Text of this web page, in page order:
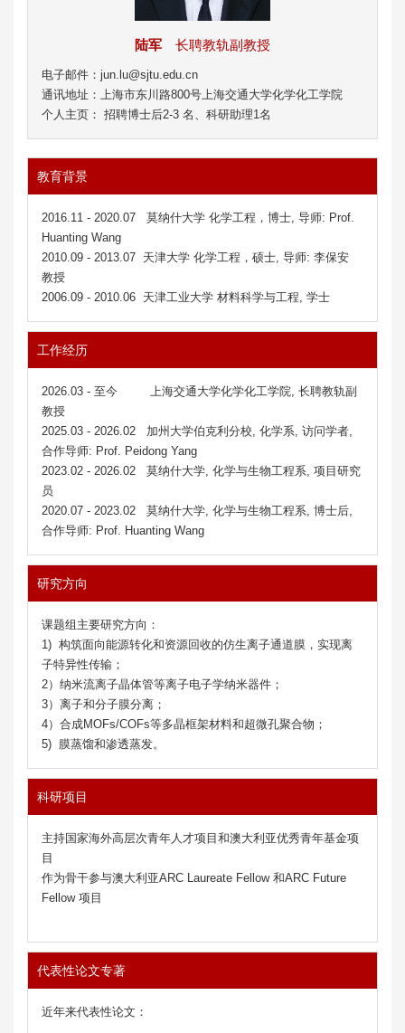
陆军 长聘教轨副教授
电子邮件：jun.lu@sjtu.edu.cn
通讯地址：上海市东川路800号上海交通大学化学化工学院
个人主页： 招聘博士后2-3 名、科研助理1名
教育背景
2016.11 - 2020.07 莫纳什大学 化学工程， 博士, 导师: Prof.
Huanting Wang
2010.09 - 2013.07 天津大学 化学工程， 硕士, 导师: 李保安
教授
2006.09 - 2010.06 天津工业大学 材料科学与工程, 学士
工作经历
2026.03 - 至今 上海交通大学化学化工学院, 长聘教轨副
教授
2025.03 - 2026.02 加州大学伯克利分校, 化学系, 访问学者,
合作导师: Prof. Peidong Yang
2023.02 - 2026.02 莫纳什大学, 化学与生物工程系, 项目研究
员
2020.07 - 2023.02 莫纳什大学, 化学与生物工程系, 博士后,
合作导师: Prof. Huanting Wang
研究方向
课题组主要研究方向：
1) 构筑面向能源转化和资源回收的仿生离子通道膜，实现离
子特异性传输；
2） 纳米流离子晶体管等离子电子学纳米器件；
3）离子和分子膜分离；
4）合成MOFs/COFs等多晶框架材料和超微孔聚合物；
5) 膜蒸馏和渗透蒸发。
科研项目
主持国家海外高层次青年人才项目和澳大利亚优秀青年基金项
目
作为骨干参与澳大利亚ARC Laureate Fellow 和ARC Future
Fellow 项目
代表性论文专著
近年来代表性论文：